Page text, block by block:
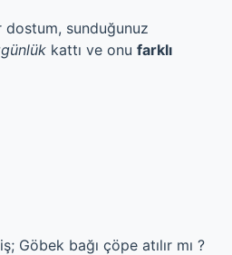
dostum, sunduğunuz
kattı ve onu farklı
Göbek bağı çöpe atılır mı ?